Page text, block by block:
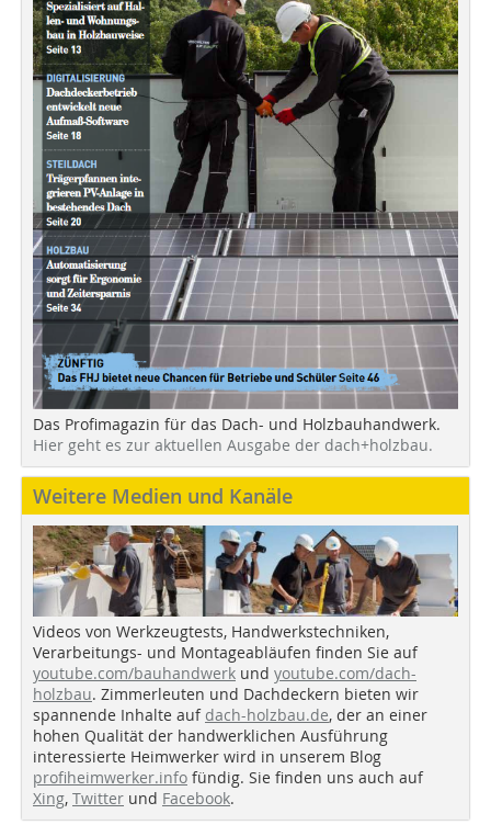
Das Profimagazin für das Dach- und Holzbauhandwerk.
Hier geht es zur aktuellen Ausgabe der dach+holzbau.
Weitere Medien und Kanäle
Videos von Werkzeugtests, Handwerkstechniken,
Verarbeitungs- und Montageabläufen finden Sie auf
youtube.com/bauhandwerk und youtube.com/dach-
holzbau. Zimmerleuten und Dachdeckern bieten wir
spannende Inhalte auf dach-holzbau.de, der an einer
hohen Qualität der handwerklichen Ausführung
interessierte Heimwerker wird in unserem Blog
profiheimwerker.info fündig. Sie finden uns auch auf
Xing, Twitter und Facebook.